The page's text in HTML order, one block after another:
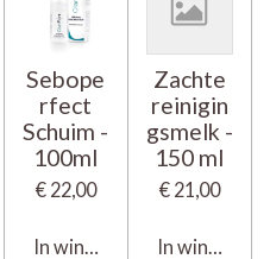
Sebope
rfect
Schuim -
100ml
€ 22,00
In winkelwagen
Zachte
reinigin
gsmelk -
150 ml
€ 21,00
In